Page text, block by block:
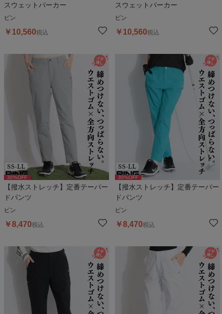
スウェットパーカー
ピン
￥ 10,560税込
スウェットパーカー
ピン
￥ 10,560税込
30%OFF
【撥水ストレッチ】定番テーパー
ドパンツ
ピン
￥8,470税込
30%OFF
【撥水ストレッチ】定番テーパー
ドパンツ
ピン
￥8,470税込